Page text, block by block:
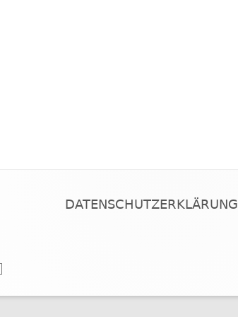
DATENSCHUTZERKLÄRUNG